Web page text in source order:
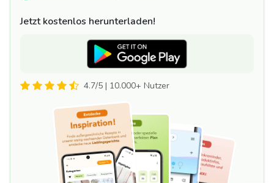
Jetzt kostenlos herunterladen!
4.7/5 | 10.000+ Nutzer